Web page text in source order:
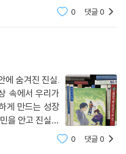
이라 생각했던
버리기도 합니
0 댓글0
에 숨겨진 진실.
속에서 우리가
게 만드는 성장
을 안고 진실을
깊은 공감을 느
를 겉모습만 보
0 댓글0